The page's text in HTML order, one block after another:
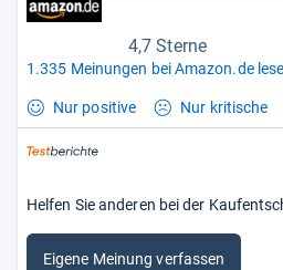
4,7 Sterne
1.335 Meinungen bei Amazon.de
Nur positive Nur kritische
Helfen Sie anderen bei der
Eigene Meinung verfassen